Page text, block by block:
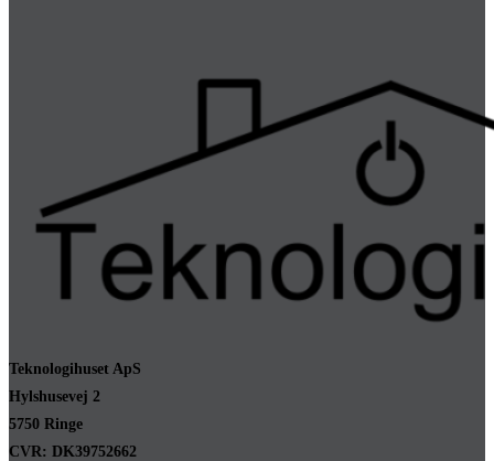
Teknologihuset ApS
Hylshusevej 2
5750 Ringe
CVR: DK39752662